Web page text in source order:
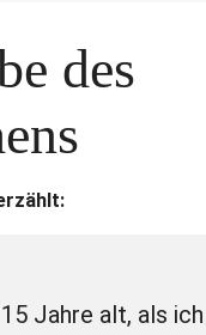
des
Jahre alt, als ich